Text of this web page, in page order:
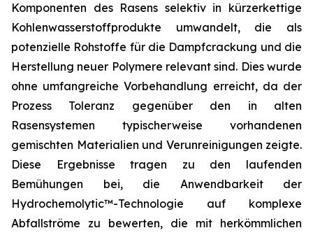
Komponenten des Rasens selektiv in kürzerkettige
Kohlenwasserstoffprodukte umwandelt, die als
potenzielle Rohstoffe für die Dampfcrackung und die
Herstellung neuer Polymere relevant sind. Dies wurde
ohne umfangreiche Vorbehandlung erreicht, da der
Prozess Toleranz gegenüber den in alten
Rasensystemen typischerweise vorhandenen
gemischten Materialien und Verunreinigungen zeigte.
Diese Ergebnisse tragen zu den laufenden
Bemühungen bei, die Anwendbarkeit der
Hydrochemolytic™-Technologie auf komplexe
Abfallströme zu bewerten, die mit herkömmlichen